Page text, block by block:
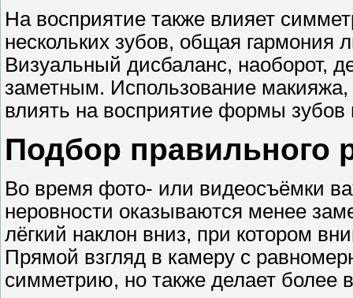
На восприятие также влияет
нескольких зубов, общая гармония
Визуальный дисбаланс, наоборот,
заметным. Использование макияжа,
влиять на восприятие формы
Подбор правильного
Во время фото- или видеосъёмки
неровности оказываются менее
лёгкий наклон вниз, при котором
Прямой взгляд в камеру с
симметрию, но также делает